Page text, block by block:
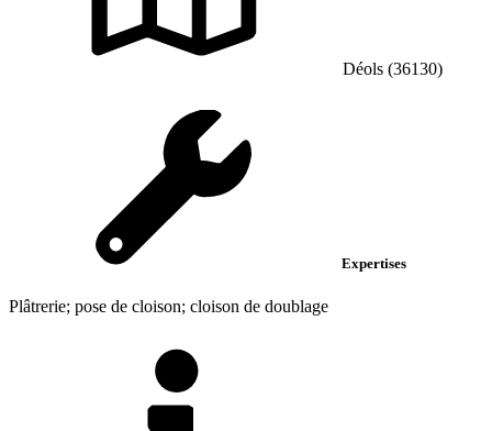
Déols (36130)
Expertises
Plâtrerie; pose de cloison; cloison de doublage